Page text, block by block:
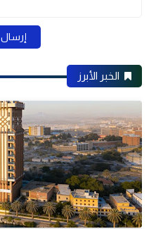
الخبر الأبرز